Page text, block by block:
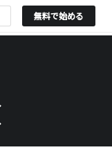
無料で始める